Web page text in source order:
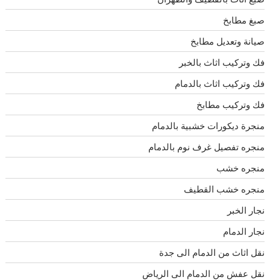
صبغ مطابخ
صيانة وتعديل مطابخ
فك وتركيب اثاث بالخبر
فك وتركيب اثاث بالدمام
فك وتركيب مطابخ
منجرة ديكورات خشبية بالدمام
منجره تفصيل غرف نوم بالدمام
منجره خشب
منجره خشب القطيف
نجار الخبر
نجار الدمام
نقل اثاث من الدمام الى جدة
نقل عفش من الدمام الى الرياض